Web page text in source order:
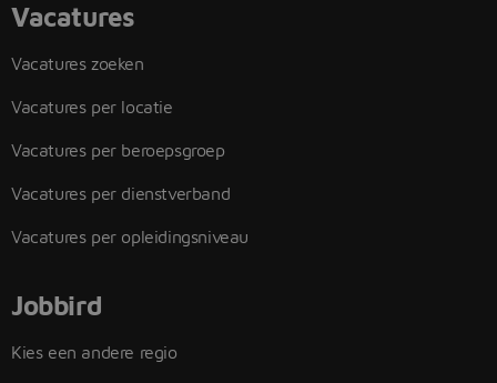
Vacatures
Vacatures zoeken
Vacatures per locatie
Vacatures per beroepsgroep
Vacatures per dienstverband
Vacatures per opleidingsniveau
Jobbird
Kies een andere regio